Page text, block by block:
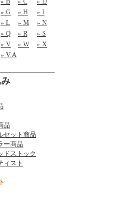
» G » H
» I
» L » M
» N
» Q » R
» S
» V » W
» X
» V.A
品
セット商品
ー商品
ドストック
ィスト